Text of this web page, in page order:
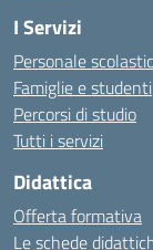
I Servizi
Personale
Famiglie e studenti
Percorsi di studio
Tutti i servizi
Didattica
Offerta formativa
Le schede